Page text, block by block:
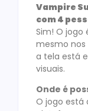
Vampire
com 4
Sim! O
mesmo nos
a tela está
visuais.
Onde é
O jogo está